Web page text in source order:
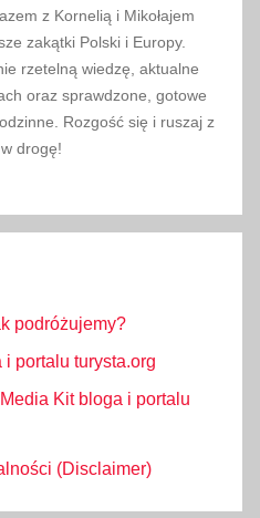
z Kornelią i Mikołajem
zakątki Polski i Europy.
rzetelną wiedzę, aktualne
oraz sprawdzone, gotowe
Rozgość się i ruszaj z
drogę!
podróżujemy?
portalu turysta.org
Kit bloga i portalu
(Disclaimer)